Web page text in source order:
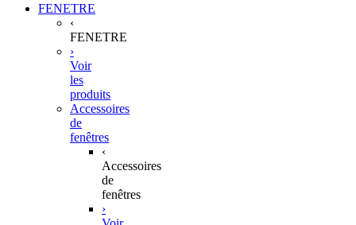
FENETRE
‹
FENETRE
›
Voir
les
produits
Accessoires
de
fenêtres
‹
Accessoires
de
fenêtres
›